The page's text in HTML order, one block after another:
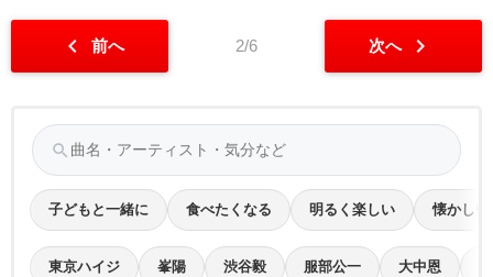
chevron_left 前へ 2/6 次へ chevron_right
search
子どもと一緒に 食べたくなる 明るく楽しい 懐かしい
東京ハイジ 峯陽 渋谷毅 服部公一 大中恩